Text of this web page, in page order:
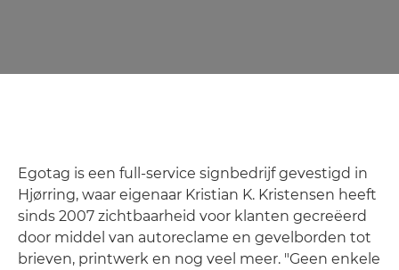
Egotag is een full-service signbedrijf gevestigd in
Hjørring, waar eigenaar Kristian K. Kristensen heeft
sinds 2007 zichtbaarheid voor klanten gecreëerd
door middel van autoreclame en gevelborden tot
brieven, printwerk en nog veel meer. "Geen enkele